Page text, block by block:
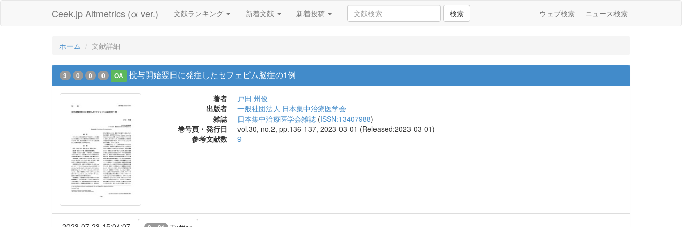
Ceek.jp Altmetrics (α ver.) 文献ランキング 新着文献 新着投稿 検索 ウェブ検索 ニュース検索
ホーム 文献詳細
3 0 0 0 OA 投与開始翌日に発症したセフェピム脳症の1例
著者
戸田 州俊
出版者
一般社団法人 日本集中治療医学会
雑誌
日本集中治療医学会雑誌 (ISSN:13407988)
巻号頁・発行日
vol.30, no.2, pp.136-137, 2023-03-01 (Released:2023-03-01)
参考文献数
9